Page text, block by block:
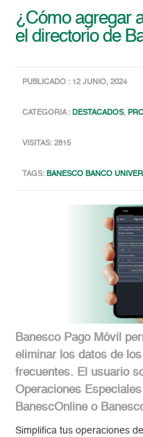
¿Cómo agregar
el directorio de
PUBLICADO : 12 JUNIO, 2024
CATEGORIA :DESTACADOS,
VISITAS: 2815
TAGS:BANESCO BANCO
Banesco Pago Móvil
eliminar los datos de
frecuentes. El usuario
Operaciones
BanescOnline o
Simplifica tus operaciones